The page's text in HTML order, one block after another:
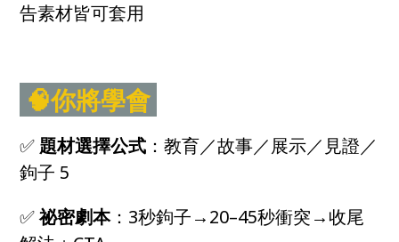
告素材皆可套用
🧠你將學會
✅ 題材選擇公式 ：教育／故事／展示／見證／
鉤子 5
✅祕密劇本：3秒鉤子→20–45秒衝突→收尾